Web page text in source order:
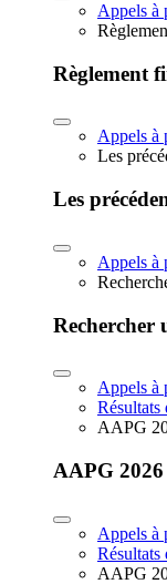
Appels à
Règlement
Appels à
Les
Les
Appels à
Rechercher
Appels à
AAPG
AAPG 2026
Appels à
AAPG